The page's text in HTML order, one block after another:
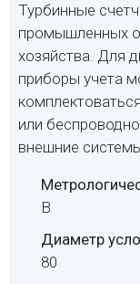
Турбинные
промышленных
хозяйства. Для
приборы учета
или
внешние
В
Диаметр
80